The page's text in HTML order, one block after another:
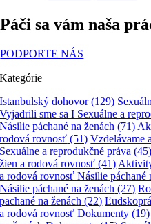
Páči sa vám naša
PODPORTE NÁS
Kategórie
Istanbulský dohovor(129)
Vyjadrili sme sa I Sexuálne a
Násilie páchané na ženách (71)
rodová rovnosť (51) Vzdelávame
Sexuálne a reprodukčné práva (45)
žien a rodová rovnosť (41)
a rodová rovnosť Násilie páchané
Násilie páchané na ženách (27)
pachané na ženách (22)
a rodová rovnosť Dokumenty (19)